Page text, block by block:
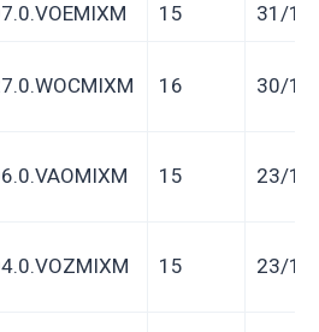
15 31/
16 30/
15 23/
15 23/